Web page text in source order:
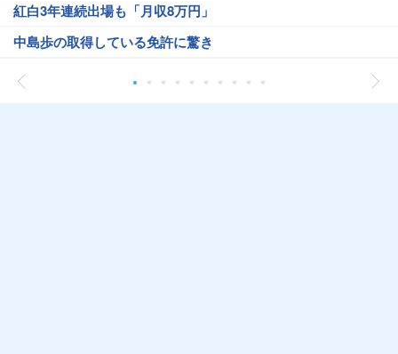
紅白3年連続出場も「月収8万円」
中島歩の取得している免許に驚き